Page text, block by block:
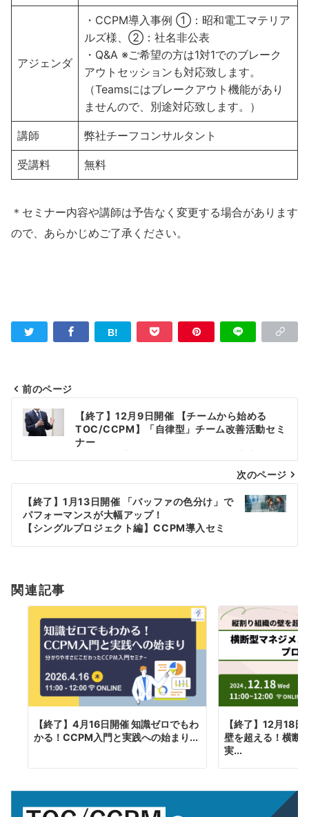
アジェンダ
・CCPM導入事例 ①：昭和電工マテリア
ルズ様、②：社名非公表
・Q&A ※ご希望の方は1対1でのブレーク
アウトセッションも対応致します。
（Teamsにはブレークアウト機能があり
ませんので、別途対応致します。）
講師 弊社チーフコンサルタント
受講料 無料
＊セミナー内容や講師は予告なく変更する場合があります
ので、あらかじめご了承ください。
投
稿
ビ
シ
ン
前のページ
【終了】12月9日開催 【チームから始める
TOC/CCPM】「自律型」チーム改善活動セミ
ナー
次のページ
【終了】1月13日開催 「バッファの色分け」で
パフォーマンスが大幅アップ！
【シングルプロジェクト編】CCPM導入セミ
関連記事
【終了】4月16日開催 知識ゼロでもわ
かる！CCPM入門と実践への始まり...
【終了】12月18
壁を超える！横断
実...